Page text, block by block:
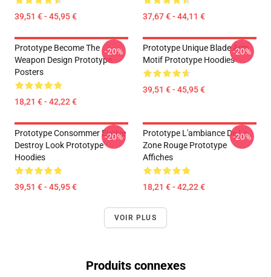
39,51 € - 45,95 € 37,67 € - 44,11 €
Prototype Become The
Weapon Design Prototype
Posters
18,21 € - 42,22 €
-20%
Prototype Unique Blade Arm
Motif Prototype Hoodies
39,51 € - 45,95 €
-20%
Prototype Consommer Evolve
Destroy Look Prototype
Hoodies
39,51 € - 45,95 €
-20%
Prototype L'ambiance De La
Zone Rouge Prototype
Affiches
18,21 € - 42,22 €
-20%
VOIR PLUS
Produits connexes